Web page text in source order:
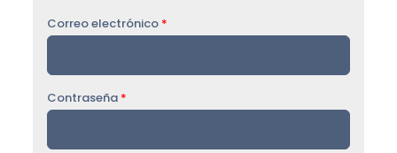
Correo electrónico *
Contraseña *